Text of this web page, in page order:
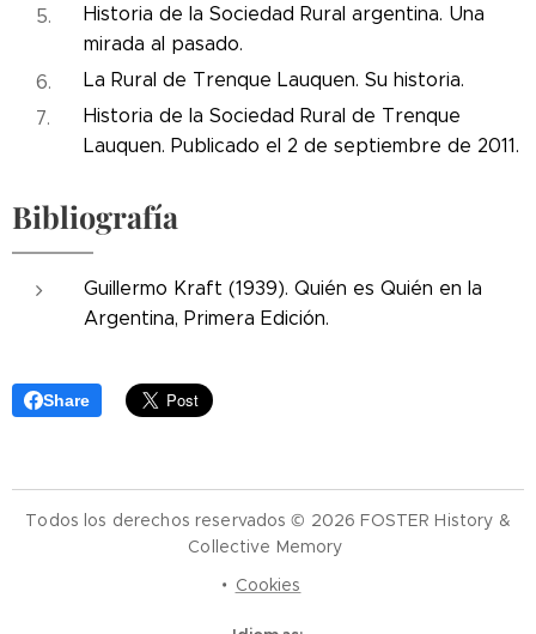
Historia de la Sociedad Rural argentina. Una
mirada al pasado.
La Rural de Trenque Lauquen. Su historia.
Historia de la Sociedad Rural de Trenque
Lauquen. Publicado el 2 de septiembre de 2011.
Bibliografía
Guillermo Kraft (1939). Quién es Quién en la
Argentina, Primera Edición.
Share
Todos los derechos reservados © 2026 FOSTER History &
Collective Memory
Cookies